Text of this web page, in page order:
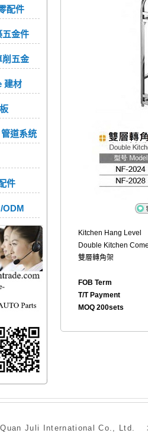
配件
金件
五金
建材
道系统
件
ODM
Kitchen Hang Level
Double Kitchen
雙層轉角架
FOB Term
T/T Payment
MOQ 200sets
Quan Juli International Co., Ltd.